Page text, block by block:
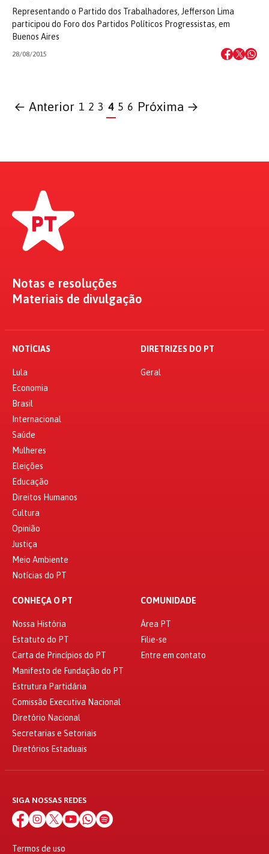
Representando o Partido dos Trabalhadores, Jefferson Lima
participou do Foro dos Partidos Políticos Progressistas, em
Buenos Aires
28/08/2015
← Anterior 1 2 3 4 5 6 Próxima →
Notas e resoluções
Materiais de divulgação
NOTÍCIAS
Lula
Economia
Brasil
Internacional
Saúde
Mulheres
Eleições
Educação
Direitos Humanos
Cultura
Opinião
Justiça
Meio Ambiente
Notícias do PT
DIRETRIZES DO PT
Geral
CONHEÇA O PT
Nossa História
Estatuto do PT
Carta de Princípios do PT
Manifesto de Fundação do PT
Estrutura Partidária
Comissão Executiva Nacional
Diretório Nacional
Secretarias e Setoriais
Diretórios Estaduais
COMUNIDADE
Área PT
Filie-se
Entre em contato
SIGA NOSSAS REDES
Termos de uso